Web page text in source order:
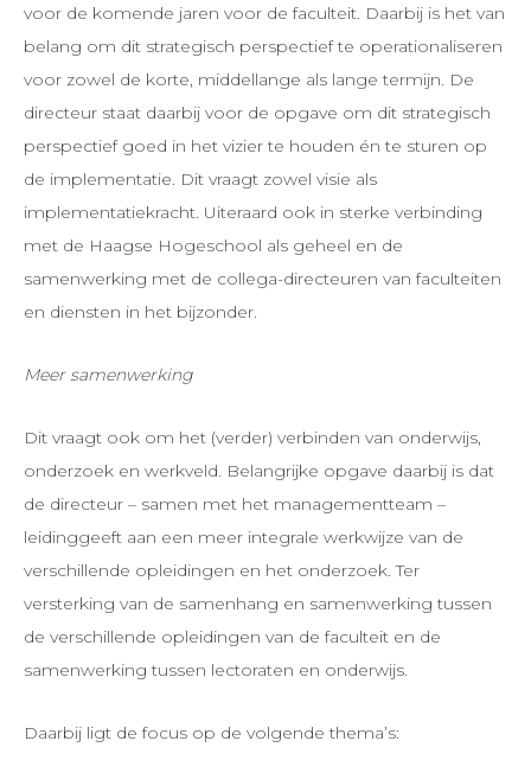
voor de komende jaren voor de faculteit. Daarbij is het van
belang om dit strategisch perspectief te operationaliseren
voor zowel de korte, middellange als lange termijn. De
directeur staat daarbij voor de opgave om dit strategisch
perspectief goed in het vizier te houden én te sturen op
de implementatie. Dit vraagt zowel visie als
implementatiekracht. Uiteraard ook in sterke verbinding
met de Haagse Hogeschool als geheel en de
samenwerking met de collega-directeuren van faculteiten
en diensten in het bijzonder.
Meer samenwerking
Dit vraagt ook om het (verder) verbinden van onderwijs,
onderzoek en werkveld. Belangrijke opgave daarbij is dat
de directeur – samen met het managementteam –
leidinggeeft aan een meer integrale werkwijze van de
verschillende opleidingen en het onderzoek. Ter
versterking van de samenhang en samenwerking tussen
de verschillende opleidingen van de faculteit en de
samenwerking tussen lectoraten en onderwijs.
Daarbij ligt de focus op de volgende thema’s: